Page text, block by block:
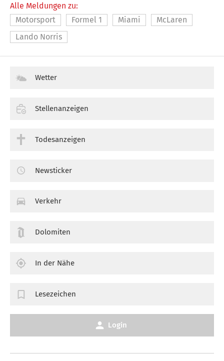
Alle Meldungen zu:
Motorsport
Formel 1 Miami
McLaren
Lando Norris
Wetter
Stellenanzeigen
Todesanzeigen
Newsticker
Verkehr
Dolomiten
In der Nähe
Lesezeichen
Login